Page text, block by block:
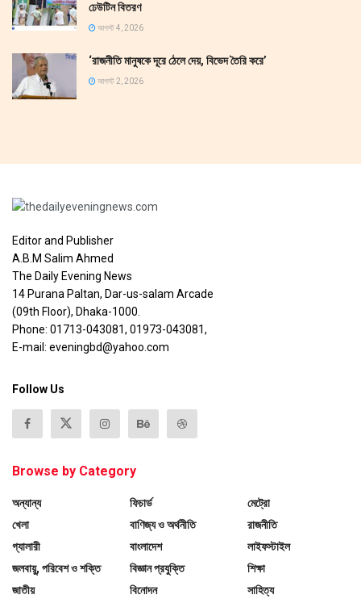
ঢেউটিন বিতরণ
আগস্ট 4, 2026
‘রাজনীতি মানুষকে দূরে ঠেলে দেয়, বিভেদ তৈরি করে’
আগস্ট 2, 2026
Editor and Publisher
A.B.M Salim Ahmed
The Daily Evening News
14 Purana Paltan, Dar-us-salam Arcade
(09th Floor), Dhaka-1000.
Phone: 01713-043081, 01973-043081,
E-mail: eveningbd@yahoo.com
Follow Us
Browse by Category
অন্যান্য
খেলা
গ্যালারী
জলবায়ু, পরিবেশ ও শক্তি
জাতীয়
ফিচার্ড
বাণিজ্য ও অর্থনীতি
বাংলাদেশ
বিজ্ঞান প্রযুক্তি
বিনোদন
মেট্রো
রাজনীতি
লাইফস্টাইল
শিক্ষা
সাহিত্য